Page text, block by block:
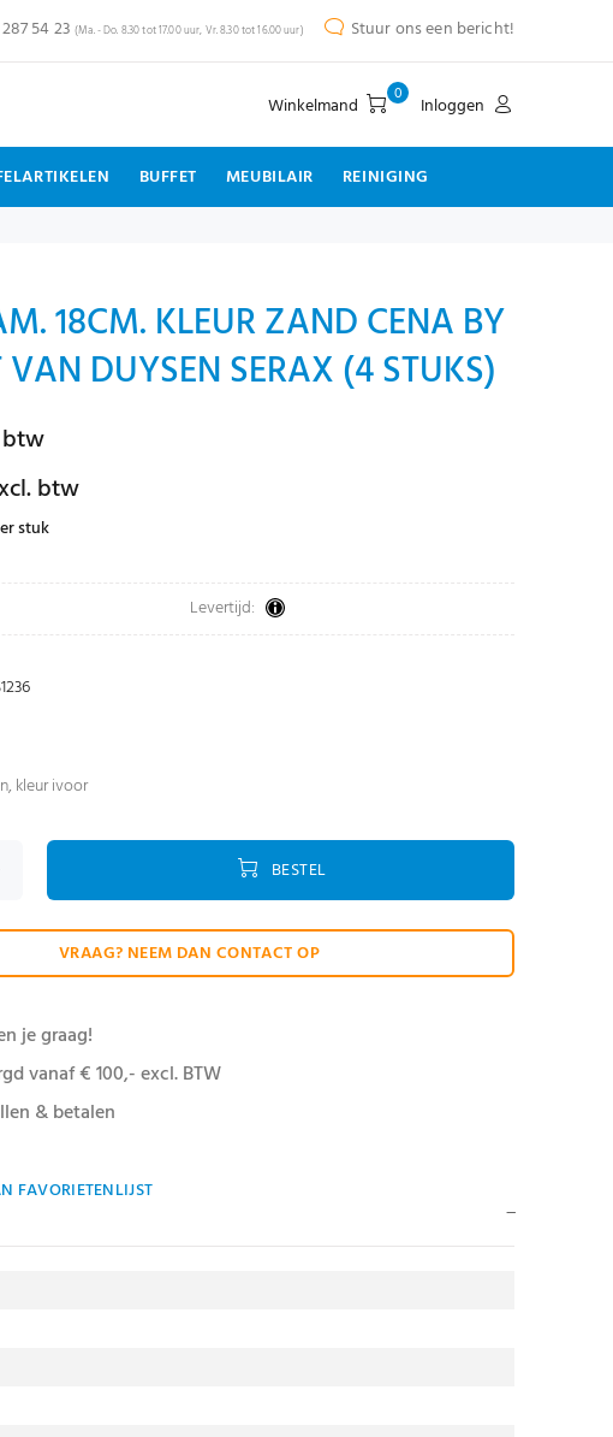
54 23 (Ma. - Do. 8.30 tot 17.00 uur, Vr. 8.30 tot 16.00 uur) Stuur ons een bericht!
Winkelmand 0 Inloggen
BUFFET MEUBILAIR REINIGING
18CM. KLEUR ZAND CENA BY
DUYSEN SERAX (4 STUKS)
btw
btw
stuk
Levertijd:
kleur ivoor
BESTEL
VRAAG? NEEM DAN CONTACT OP
je graag!
vanaf € 100,- excl. BTW
& betalen
FAVORIETENLIJST